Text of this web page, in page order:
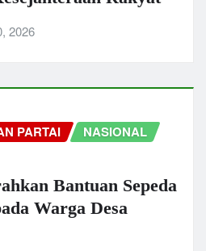
2026
PARTAI
NASIONAL
Bantuan Sepeda
Warga Desa